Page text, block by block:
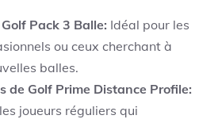
Pack 3 Balle: Idéal pour les
ou ceux cherchant à
balles.
de Golf Prime Distance Profile:
joueurs réguliers qui